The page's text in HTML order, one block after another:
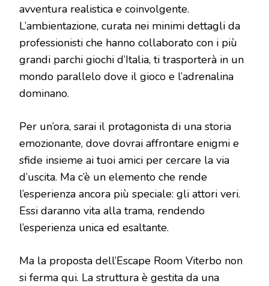
avventura realistica e coinvolgente.
L’ambientazione, curata nei minimi dettagli da
professionisti che hanno collaborato con i più
grandi parchi giochi d’Italia, ti trasporterà in un
mondo parallelo dove il gioco e l’adrenalina
dominano.
Per un’ora, sarai il protagonista di una storia
emozionante, dove dovrai affrontare enigmi e
sfide insieme ai tuoi amici per cercare la via
d’uscita. Ma c’è un elemento che rende
l’esperienza ancora più speciale: gli attori veri.
Essi daranno vita alla trama, rendendo
l’esperienza unica ed esaltante.
Ma la proposta dell’Escape Room Viterbo non
si ferma qui. La struttura è gestita da una